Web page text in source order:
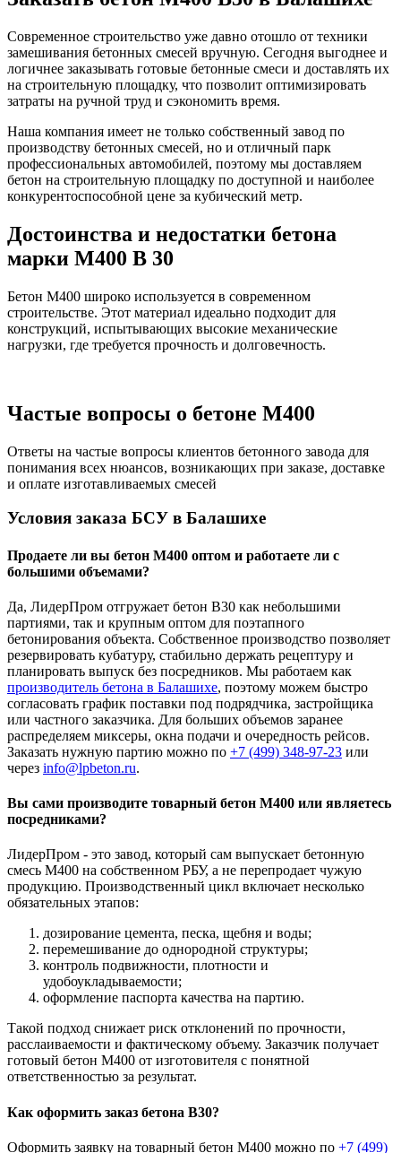
Современное строительство уже давно отошло от техники
замешивания бетонных смесей вручную. Сегодня выгоднее и
логичнее заказывать готовые бетонные смеси и доставлять их
на строительную площадку, что позволит оптимизировать
затраты на ручной труд и сэкономить время.
Наша компания имеет не только собственный завод по
производству бетонных смесей, но и отличный парк
профессиональных автомобилей, поэтому мы доставляем
бетон на строительную площадку по доступной и наиболее
конкурентоспособной цене за кубический метр.
Достоинства и недостатки бетона
марки М400 B 30
Бетон М400 широко используется в современном
строительстве. Этот материал идеально подходит для
конструкций, испытывающих высокие механические
нагрузки, где требуется прочность и долговечность.
Частые вопросы о бетоне М400
Ответы на частые вопросы клиентов бетонного завода для
понимания всех нюансов, возникающих при заказе, доставке
и оплате изготавливаемых смесей
Условия заказа БСУ в Балашихе
Продаете ли вы бетон М400 оптом и работаете ли с
большими объемами?
Да, ЛидерПром отгружает бетон В30 как небольшими
партиями, так и крупным оптом для поэтапного
бетонирования объекта. Собственное производство позволяет
резервировать кубатуру, стабильно держать рецептуру и
планировать выпуск без посредников. Мы работаем как
производитель бетона в Балашихе, поэтому можем быстро
согласовать график поставки под подрядчика, застройщика
или частного заказчика. Для больших объемов заранее
распределяем миксеры, окна подачи и очередность рейсов.
Заказать нужную партию можно по +7 (499) 348-97-23 или
через info@lpbeton.ru.
Вы сами производите товарный бетон М400 или являетесь
посредниками?
ЛидерПром - это завод, который сам выпускает бетонную
смесь М400 на собственном РБУ, а не перепродает чужую
продукцию. Производственный цикл включает несколько
обязательных этапов:
дозирование цемента, песка, щебня и воды;
перемешивание до однородной структуры;
контроль подвижности, плотности и
удобоукладываемости;
оформление паспорта качества на партию.
Такой подход снижает риск отклонений по прочности,
расслаиваемости и фактическому объему. Заказчик получает
готовый бетон М400 от изготовителя с понятной
ответственностью за результат.
Как оформить заказ бетона В30?
Оформить заявку на товарный бетон М400 можно по +7 (499)